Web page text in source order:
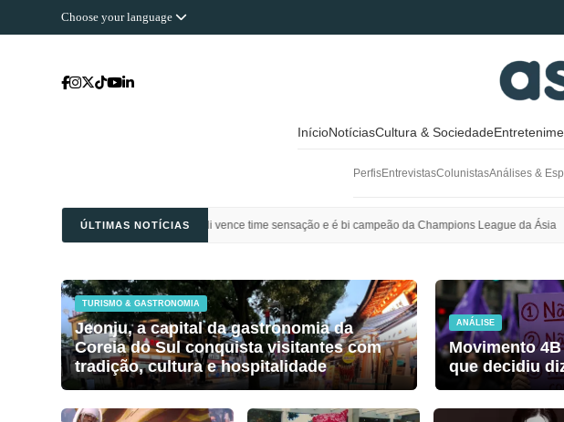
Choose your language
InícioNotíciasCultura & Sociedade
PerfisEntrevistasColunistasAnálises &
ÚLTIMAS NOTÍCIAS
Saudi vence time sensação e é bi campeão da Champions League da Ásia Polícia da Coreia
TURISMO & GASTRONOMIA
Jeonju, a capital da gastronomia da
Coreia do Sul conquista visitantes com
tradição, cultura e hospitalidade
ANÁLISE
Movimento
que decidiu